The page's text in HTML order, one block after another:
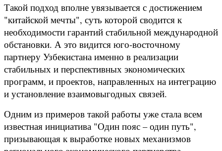
Такой подход вполне увязывается с достижением
"китайской мечты", суть которой сводится к
необходимости гарантий стабильной международной
обстановки. А это видится юго-восточному
партнеру Узбекистана именно в реализации
стабильных и перспективных экономических
программ, и проектов, направленных на интеграцию
и установление взаимовыгодных связей.
Одним из примеров такой работы уже стала всем
известная инициатива "Один пояс – один путь",
призывающая к выработке новых механизмов